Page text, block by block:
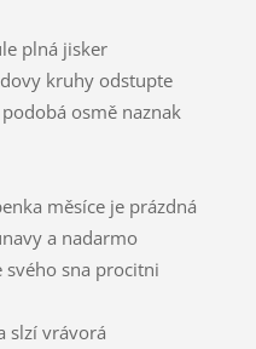
plná jisker
kruhy odstupte
osmě naznak
měsíce je prázdná
a nadarmo
svého sna procitni
slzí vrávorá